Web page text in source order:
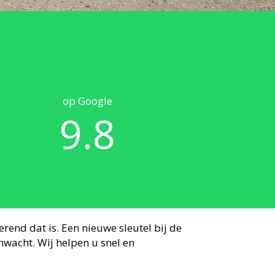
op Google
9.8
dat is. Een nieuwe sleutel bij de
Wij helpen u snel en